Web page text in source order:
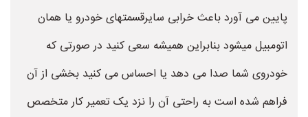
پایین می آورد باعث خرابی سایرقسمتهای خودرو یا همان
اتومبیل میشود بنابراین همیشه سعی کنید در صورتی که
خودروی شما صدا می دهد یا احساس می کنید بخشی از آن
فراهم شده است به راحتی آن را نزد یک تعمیر کار متخصص